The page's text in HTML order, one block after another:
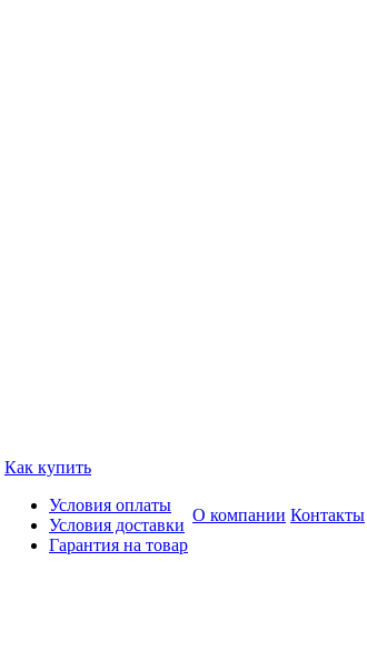
Как купить
Условия оплаты
Условия доставки
Гарантия на товар
О компании Контакты